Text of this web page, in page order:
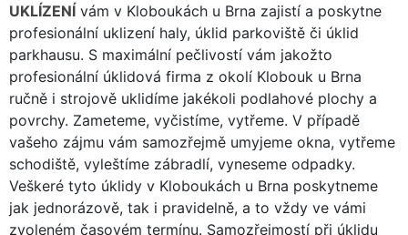
UKLÍZENÍ vám v Kloboukách u Brna zajistí a poskytne
profesionální uklizení haly, úklid parkoviště či úklid
parkhausu. S maximální pečlivostí vám jakožto
profesionální úklidová firma z okolí Klobouk u Brna
ručně i strojově uklidíme jakékoli podlahové plochy a
povrchy. Zameteme, vyčistíme, vytřeme. V případě
vašeho zájmu vám samozřejmě umyjeme okna, vytřeme
schodiště, vyleštíme zábradlí, vyneseme odpadky.
Veškeré tyto úklidy v Kloboukách u Brna poskytneme
jak jednorázově, tak i pravidelně, a to vždy ve vámi
zvoleném časovém termínu. Samozřejmostí při úklidu